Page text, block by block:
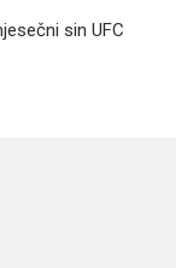
sin UFC